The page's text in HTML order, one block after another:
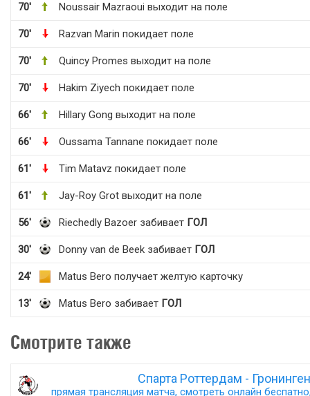
70' Noussair Mazraoui выходит на поле
70' Razvan Marin покидает поле
70' Quincy Promes выходит на поле
70' Hakim Ziyech покидает поле
66' Hillary Gong выходит на поле
66' Oussama Tannane покидает поле
61' Tim Matavz покидает поле
61' Jay-Roy Grot выходит на поле
56' Riechedly Bazoer забивает ГОЛ
30' Donny van de Beek забивает ГОЛ
24' Matus Bero получает желтую карточку
13' Matus Bero забивает ГОЛ
Смотрите также
Спарта Роттердам - Гронинген
прямая трансляция матча, смотреть онлайн